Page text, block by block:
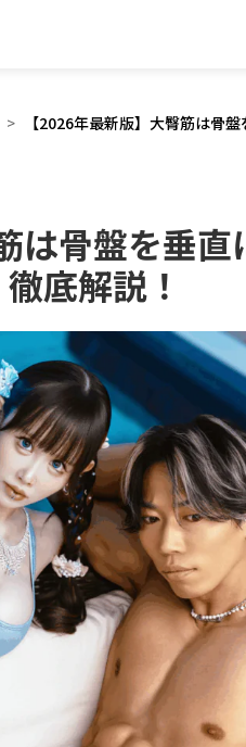
> 【2026年最新版】大臀筋は骨
は骨盤を垂直
底解説！